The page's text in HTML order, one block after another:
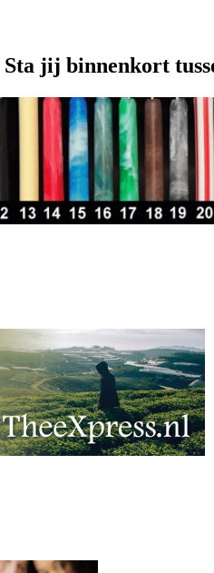
Sta jij binnenkort